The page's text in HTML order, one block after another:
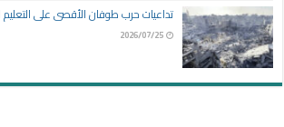
تداعيات حرب طوفان الأقصى على
2026/07/25